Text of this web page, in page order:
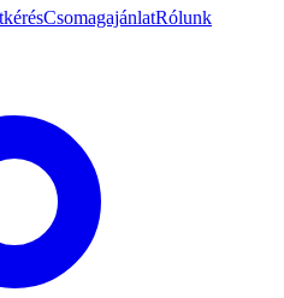
CsomagajánlatRólunk